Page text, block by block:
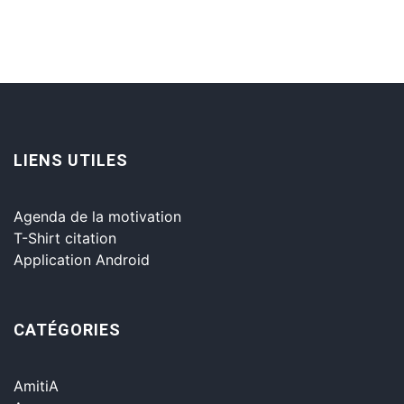
LIENS UTILES
Agenda de la motivation
T-Shirt citation
Application Android
CATÉGORIES
AmitiA